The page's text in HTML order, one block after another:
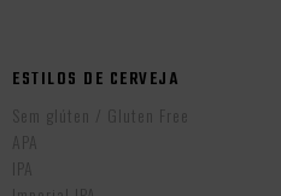
ESTILOS DE CERVEJA
Sem glúten / Gluten Free
APA
IPA